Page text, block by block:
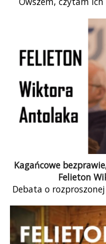
Kagańcowe
Felieton
Debata o
niezastosowania
ustawowej, którą